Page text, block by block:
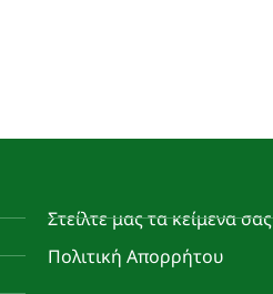
Στείλτε μας τα κείμενα σας
Πολιτική Απορρήτου